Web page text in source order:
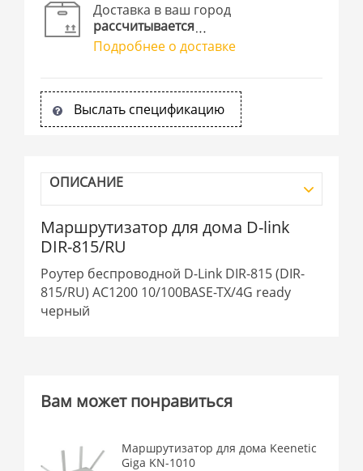
Доставка в ваш город
рассчитывается
Подробнее о доставке
Выслать спецификацию
ОПИСАНИЕ
Маршрутизатор для дома D-link
DIR-815/RU
Роутер беспроводной D-Link DIR-815 (DIR-
815/RU) AC1200 10/100BASE-TX/4G ready
черный
Вам может понравиться
Маршрутизатор для дома Keenetic
Giga KN-1010